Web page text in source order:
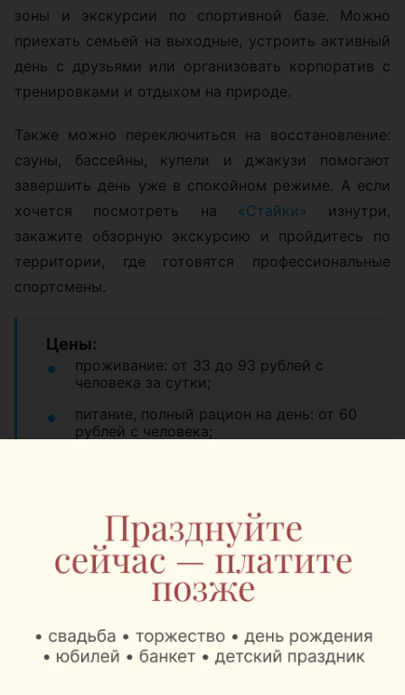
зоны и экскурсии по спортивной базе. Можно
приехать семьей на выходные, устроить активный
день с друзьями или организовать корпоратив с
тренировками и отдыхом на природе.
Также можно переключиться на восстановление:
сауны, бассейны, купели и джакузи помогают
завершить день уже в спокойном режиме. А если
хочется посмотреть на «Стайки» изнутри,
закажите обзорную экскурсию и пройдитесь по
территории, где готовятся профессиональные
спортсмены.
Цены:
проживание: от 33 до 93 рублей с
человека за сутки;
питание, полный рацион на день: от 60
рублей с человека;
беседка на день: открытая 50 рублей,
крытая 100 рублей;
прокат велосипеда: 5 рублей за час, 20
рублей за день;
открытые спортивные площадки: от 40
до 360 рублей за час;